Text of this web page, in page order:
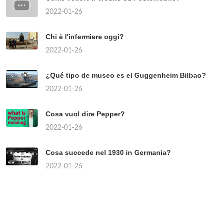
2022-01-26
Chi è l'infermiere oggi?
2022-01-26
¿Qué tipo de museo es el Guggenheim Bilbao?
2022-01-26
Cosa vuol dire Pepper?
2022-01-26
Cosa succede nel 1930 in Germania?
2022-01-26